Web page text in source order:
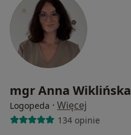
mgr Anna Wiklińska
Logopeda · Więcej
134 opinie